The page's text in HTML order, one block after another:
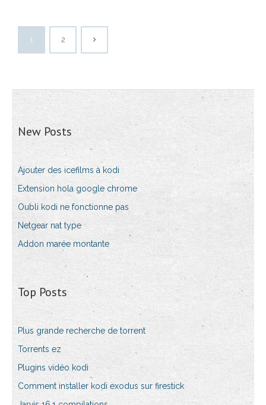
1 2
New Posts
Ajouter des icefilms à kodi
Extension hola google chrome
Oubli kodi ne fonctionne pas
Netgear nat type
Addon marée montante
Top Posts
Plus grande recherche de torrent
Torrents ez
Plugins vidéo kodi
Comment installer kodi exodus sur firestick